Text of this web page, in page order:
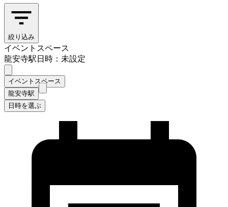
絞り込み
イベントスペース
龍安寺駅日時：未設定
イベントスペース
龍安寺駅
日時を選ぶ